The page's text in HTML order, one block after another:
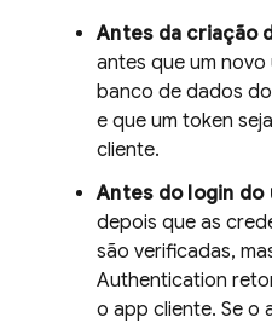
Antes da criação
antes que um novo
banco de dados do
e que um token
cliente.
Antes do login do
depois que as
são verificadas,
Authentication
o app cliente. Se o